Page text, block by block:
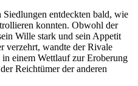
Siedlungen entdeckten bald, wie
konnten. Obwohl der
Wille stark und sein Appetit
verzehrt, wandte der Rivale
einem Wettlauf zur Eroberung
Reichtümer der anderen